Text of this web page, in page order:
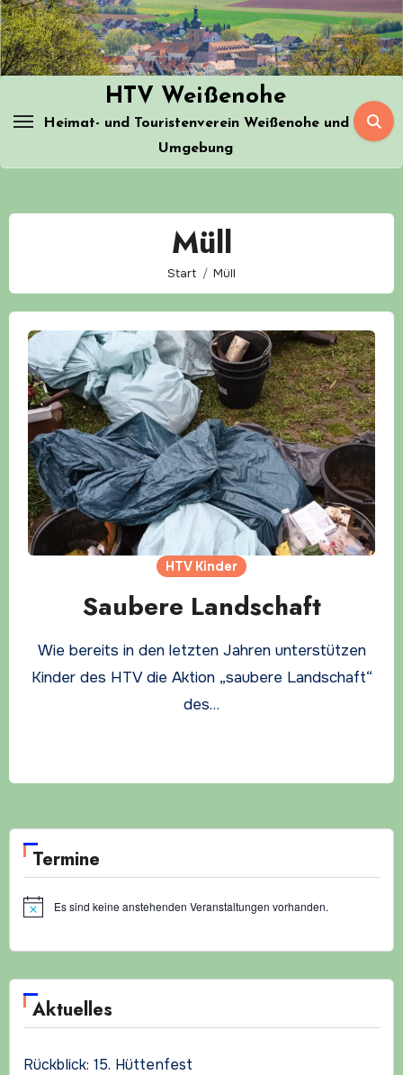
Zum
Inhalt
springen
HTV Weißenohe
Heimat- und Touristenverein Weißenohe und
Umgebung
Müll
Start Müll
HTV Kinder
Saubere Landschaft
Wie bereits in den letzten Jahren unterstützen
Kinder des HTV die Aktion „saubere Landschaft“
des…
Termine
HinweisEs sind keine anstehenden Veranstaltungen vorhanden.
Aktuelles
Rückblick: 15. Hüttenfest